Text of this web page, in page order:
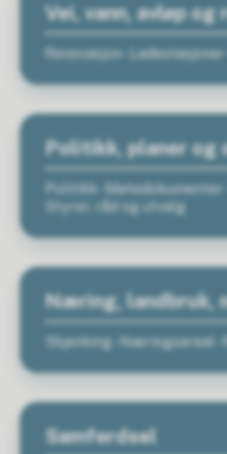
Vei, vann, avløp og
Renovasjon -
Politikk, planer og
Politikk - Møtedokumenter
Styrer, råd og utvalg
Næring, landbruk,
Skjenking - Næringsareal
Samferdsel